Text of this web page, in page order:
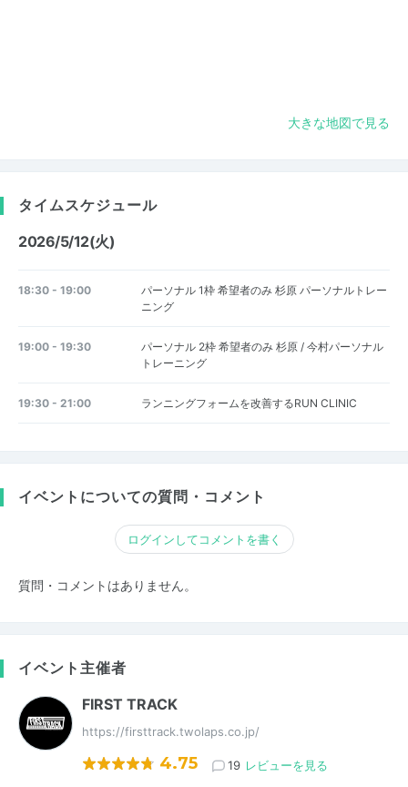
大きな地図で見る
タイムスケジュール
2026/5/12(火)
18:30 - 19:00
パーソナル 1枠 希望者のみ 杉原 パーソナルトレー
ニング
19:00 - 19:30
パーソナル 2枠 希望者のみ 杉原 / 今村パーソナル
トレーニング
19:30 - 21:00 ランニングフォームを改善するRUN CLINIC
イベントについての質問・コメント
ログインしてコメントを書く
質問・コメントはありません。
イベント主催者
FIRST TRACK
https://firsttrack.twolaps.co.jp/
4.75 19 レビューを見る